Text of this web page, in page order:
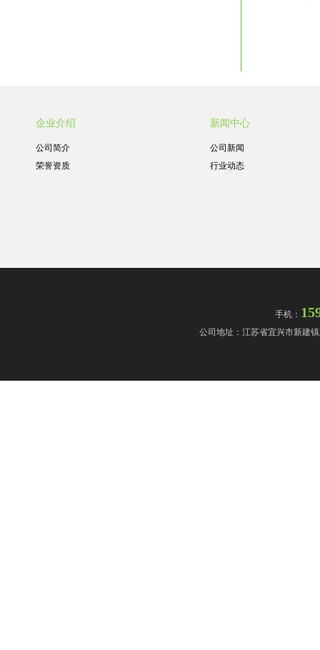
企业介绍
公司简介
荣誉资质
新闻中心
公司新闻
行业动态
手机：
公司地址：江苏省宜兴市新建